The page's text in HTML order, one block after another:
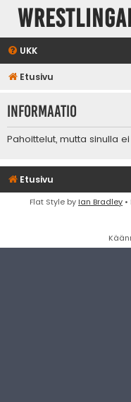
UKK
Etusivu
Informaatio
Pahoittelut, mutta sinulla
Etusivu
Flat Style by Ian Bradley